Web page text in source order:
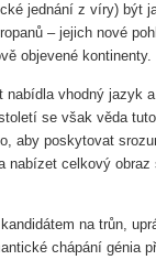
jednání z víry) být
– jejich nové
objevené kontinenty.
nabídla vhodný jazyk
se však věda
aby poskytovat
nabízet celkový
na trůn,
chápání génia